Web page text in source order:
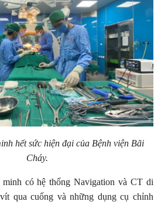
hết sức hiện đại của Bệnh viện Bãi
Cháy.
có hệ thống Navigation và CT di
qua cuống và những dụng cụ chỉnh